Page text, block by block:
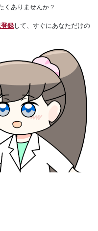
くありませんか？
録して、すぐにあなただけの